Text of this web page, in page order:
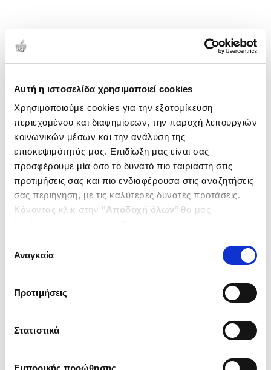
Αυτή η ιστοσελίδα χρησιμοποιεί cookies
Χρησιμοποιούμε cookies για την εξατομίκευση
περιεχομένου και διαφημίσεων, την παροχή λειτουργιών
κοινωνικών μέσων και την ανάλυση της
επισκεψιμότητάς μας. Επιδίωξη μας είναι σας
προσφέρουμε μία όσο το δυνατό πιο ταιριαστή στις
προτιμήσεις σας και πιο ενδιαφέρουσα στις αναζητήσεις
σας περιήγηση, με τις καλύτερες δυνατές προτάσεις.
Κάνοντας κλικ στην ‘’Αποδοχή όλων’’ θα μας
ενδιαφέρουν και να επιλέξετε από τα παρακάτω με την
΄΄και να ενημερωθείτε σχετικά με
συγκατάθεσης
Αναγκαία
Προτιμήσεις
Στατιστικά
Εμπορικής προώθησης